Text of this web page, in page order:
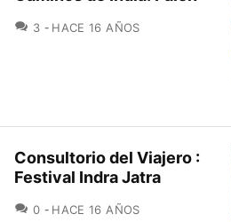
3 COMENTARIOS
HACE 16 AÑOS
Consultorio del Viajero :
Festival Indra Jatra
0 COMENTARIOS
HACE 16 AÑOS